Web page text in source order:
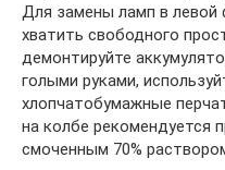
Для замены ламп в
хватить свободного
демонтируйте
голыми руками,
хлопчатобумажные
на колбе рекомендуется
смоченным 70%